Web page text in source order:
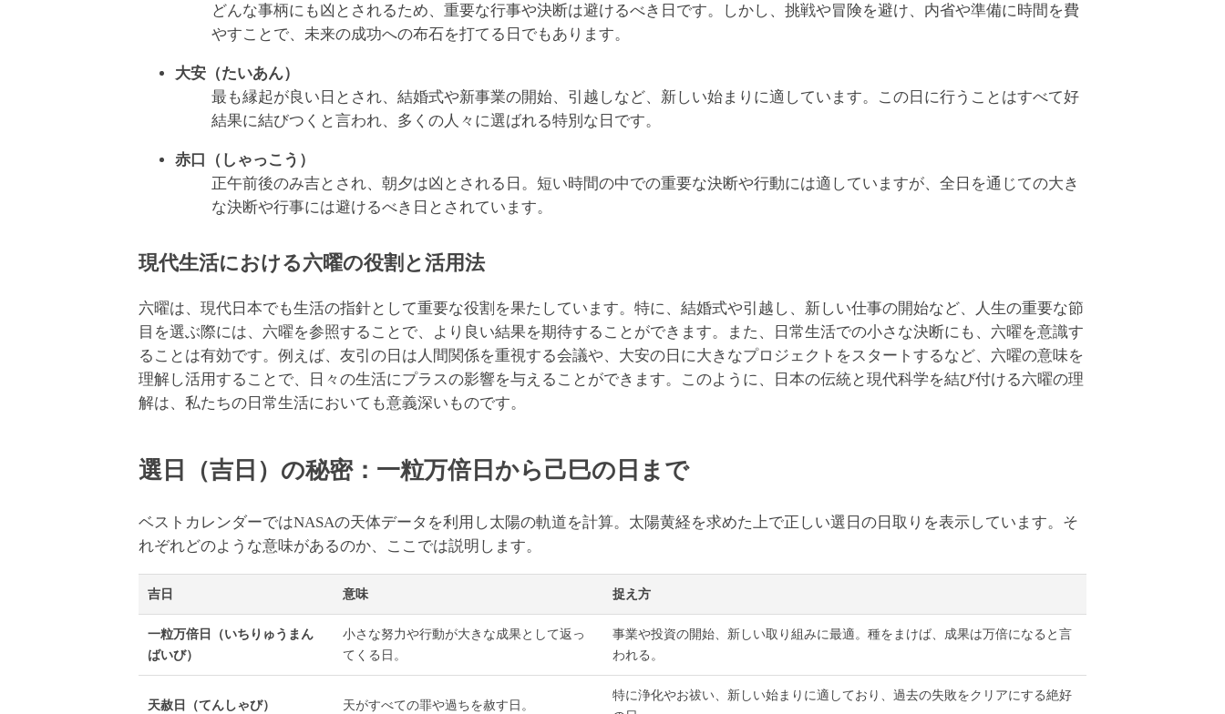
どんな事柄にも凶とされるため、重要な行事や決断は避けるべき日です。しかし、挑戦や冒険を避け、内省や準備に時間を費
やすことで、未来の成功への布石を打てる日でもあります。
大安（たいあん）
最も縁起が良い日とされ、結婚式や新事業の開始、引越しなど、新しい始まりに適しています。この日に行うことはすべて好
結果に結びつくと言われ、多くの人々に選ばれる特別な日です。
赤口（しゃっこう）
正午前後のみ吉とされ、朝夕は凶とされる日。短い時間の中での重要な決断や行動には適していますが、全日を通じての大き
な決断や行事には避けるべき日とされています。
現代生活における六曜の役割と活用法
六曜は、現代日本でも生活の指針として重要な役割を果たしています。特に、結婚式や引越し、新しい仕事の開始など、人生の重要な節
目を選ぶ際には、六曜を参照することで、より良い結果を期待することができます。また、日常生活での小さな決断にも、六曜を意識す
ることは有効です。例えば、友引の日は人間関係を重視する会議や、大安の日に大きなプロジェクトをスタートするなど、六曜の意味を
理解し活用することで、日々の生活にプラスの影響を与えることができます。このように、日本の伝統と現代科学を結び付ける六曜の理
解は、私たちの日常生活においても意義深いものです。
選日（吉日）の秘密：一粒万倍日から己巳の日まで
ベストカレンダーではNASAの天体データを利用し太陽の軌道を計算。太陽黄経を求めた上で正しい選日の日取りを表示しています。そ
れぞれどのような意味があるのか、ここでは説明します。
吉日 意味 捉え方
一粒万倍日（いちりゅうまん
ばいび）
小さな努力や行動が大きな成果として返っ
てくる日。
事業や投資の開始、新しい取り組みに最適。種をまけば、成果は万倍になると言
われる。
天赦日（てんしゃび） 天がすべての罪や過ちを赦す日。
特に浄化やお祓い、新しい始まりに適しており、過去の失敗をクリアにする絶好